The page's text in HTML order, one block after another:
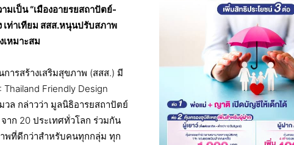
เป็น “เมืองอายรยสถาปัตย์-
เท่าเทียม สสส.หนุนปรับสภาพ
หมาะสม
ารสร้างเสริมสุขภาพ (สสส.) มี
Friendly Design
วล กล่าวว่า มูลนิธิอารยสถาปัตย์
าก 20 ประเทศทั่วโลก ร่วมกัน
พที่ดีกว่าสำหรับคนทุกกลุ่ม ทุก